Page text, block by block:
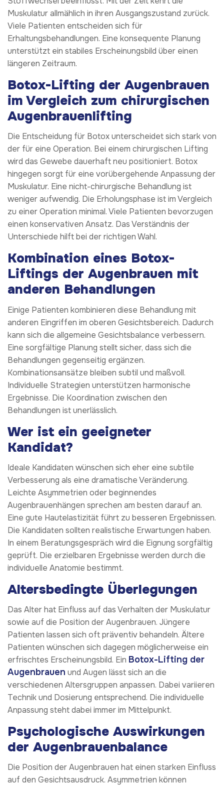
Muskulatur allmählich in ihren Ausgangszustand zurück.
Viele Patienten entscheiden sich für
Erhaltungsbehandlungen. Eine konsequente Planung
unterstützt ein stabiles Erscheinungsbild über einen
längeren Zeitraum.
Botox-Lifting der Augenbrauen
im Vergleich zum chirurgischen
Augenbrauenlifting
Die Entscheidung für Botox unterscheidet sich stark von
der für eine Operation. Bei einem chirurgischen Lifting
wird das Gewebe dauerhaft neu positioniert. Botox
hingegen sorgt für eine vorübergehende Anpassung der
Muskulatur. Eine nicht-chirurgische Behandlung ist
weniger aufwendig. Die Erholungsphase ist im Vergleich
zu einer Operation minimal. Viele Patienten bevorzugen
einen konservativen Ansatz. Das Verständnis der
Unterschiede hilft bei der richtigen Wahl.
Kombination eines Botox-
Liftings der Augenbrauen mit
anderen Behandlungen
Einige Patienten kombinieren diese Behandlung mit
anderen Eingriffen im oberen Gesichtsbereich. Dadurch
kann sich die allgemeine Gesichtsbalance verbessern.
Eine sorgfältige Planung stellt sicher, dass sich die
Behandlungen gegenseitig ergänzen.
Kombinationsansätze bleiben subtil und maßvoll.
Individuelle Strategien unterstützen harmonische
Ergebnisse. Die Koordination zwischen den
Behandlungen ist unerlässlich.
Wer ist ein geeigneter
Kandidat?
Ideale Kandidaten wünschen sich eher eine subtile
Verbesserung als eine dramatische Veränderung.
Leichte Asymmetrien oder beginnendes
Augenbrauenhängen sprechen am besten darauf an.
Eine gute Hautelastizität führt zu besseren Ergebnissen.
Die Kandidaten sollten realistische Erwartungen haben.
In einem Beratungsgespräch wird die Eignung sorgfältig
geprüft. Die erzielbaren Ergebnisse werden durch die
individuelle Anatomie bestimmt.
Altersbedingte Überlegungen
Das Alter hat Einfluss auf das Verhalten der Muskulatur
sowie auf die Position der Augenbrauen. Jüngere
Patienten lassen sich oft präventiv behandeln. Ältere
Patienten wünschen sich dagegen möglicherweise ein
erfrischtes Erscheinungsbild. Ein Botox-Lifting der
Augenbrauen und Augen lässt sich an die
verschiedenen Altersgruppen anpassen. Dabei variieren
Technik und Dosierung entsprechend. Die individuelle
Anpassung steht dabei immer im Mittelpunkt.
Psychologische Auswirkungen
der Augenbrauenbalance
Die Position der Augenbrauen hat einen starken Einfluss
auf den Gesichtsausdruck. Asymmetrien können